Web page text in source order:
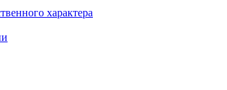
характера